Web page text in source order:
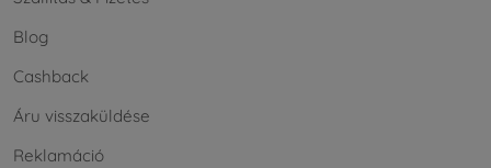
Blog
Cashback
Áru visszaküldése
Reklamáció